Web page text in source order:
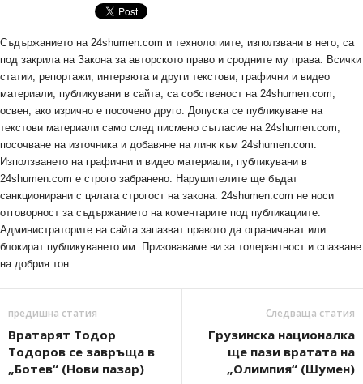
Съдържанието на 24shumen.com и технологиите, използвани в него, са
под закрила на Закона за авторското право и сродните му права. Всички
статии, репортажи, интервюта и други текстови, графични и видео
материали, публикувани в сайта, са собственост на 24shumen.com,
освен, ако изрично е посочено друго. Допуска се публикуване на
текстови материали само след писмено съгласие на 24shumen.com,
посочване на източника и добавяне на линк към 24shumen.com.
Използването на графични и видео материали, публикувани в
24shumen.com е строго забранено. Нарушителите ще бъдат
санкционирани с цялата строгост на закона. 24shumen.com не носи
отговорност за съдържанието на коментарите под публикациите.
Администраторите на сайта запазват правото да ограничават или
блокират публикуването им. Призоваваме ви за толерантност и спазване
на добрия тон.
предишна статия
Вратарят Тодор
Тодоров се завръща в
„Ботев“ (Нови пазар)
Следваща статия
Грузинска националка
ще пази вратата на
„Олимпия“ (Шумен)